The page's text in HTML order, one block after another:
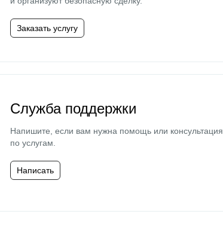
Заказать услугу
Служба поддержки
Напишите, если вам нужна помощь или консультация
по услугам.
Написать